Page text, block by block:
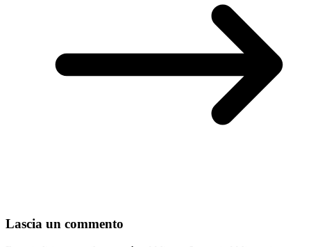
Lascia un commento